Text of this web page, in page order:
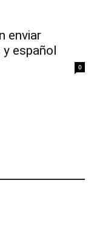
enviar
español
0